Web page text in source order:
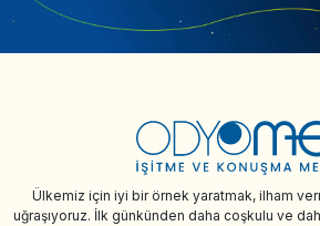
Ülkemiz için iyi bir örnek yaratmak, ilham
uğraşıyoruz. İlk günkünden daha coşkulu ve